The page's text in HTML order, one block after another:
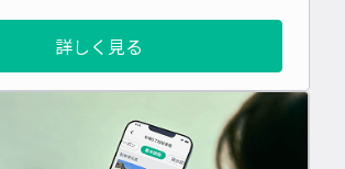
詳しく見る